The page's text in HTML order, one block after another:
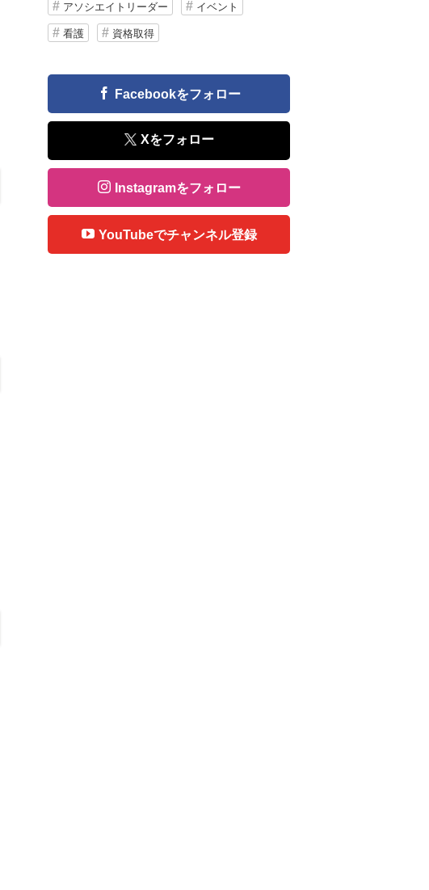
アソシエイトリーダー イベント
看護 資格取得
Facebookをフォロー
Xをフォロー
Instagramをフォロー
YouTubeでチャンネル登録